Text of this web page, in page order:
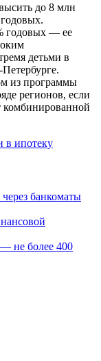
до 8 млн
годовых — ее
детьми в
из программы
регионов, если
комбинированной
в ипотеку
банкоматы
не более 400